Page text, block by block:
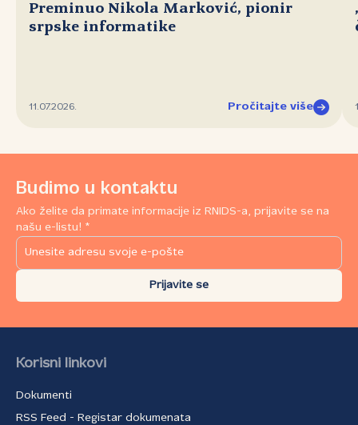
Preminuo Nikola Marković, pionir
srpske informatike
11.07.2026. Pročitajte više
Budimo u kontaktu
Ako želite da primate informacije iz RNIDS-a, prijavite se na
našu e-listu! *
Prijavite se
Korisni linkovi
Dokumenti
RSS Feed - Registar dokumenata